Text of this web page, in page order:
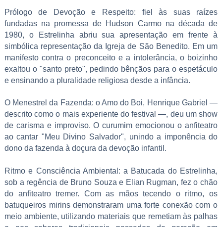
Prólogo de Devoção e Respeito: fiel às suas raízes
fundadas na promessa de Hudson Carmo na década de
1980, o Estrelinha abriu sua apresentação em frente à
simbólica representação da Igreja de São Benedito. Em um
manifesto contra o preconceito e a intolerância, o boizinho
exaltou o "santo preto", pedindo bênçãos para o espetáculo
e ensinando a pluralidade religiosa desde a infância.
O Menestrel da Fazenda: o Amo do Boi, Henrique Gabriel —
descrito como o mais experiente do festival —, deu um show
de carisma e improviso. O curumim emocionou o anfiteatro
ao cantar "Meu Divino Salvador", unindo a imponência do
dono da fazenda à doçura da devoção infantil.
Ritmo e Consciência Ambiental: a Batucada do Estrelinha,
sob a regência de Bruno Souza e Elian Rugman, fez o chão
do anfiteatro tremer. Com as mãos tecendo o ritmo, os
batuqueiros mirins demonstraram uma forte conexão com o
meio ambiente, utilizando materiais que remetiam às palhas